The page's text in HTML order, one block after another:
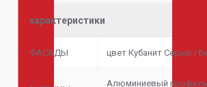
характеристики
ФАСАДЫ цвет Кубанит Серый /
Алюминиевый